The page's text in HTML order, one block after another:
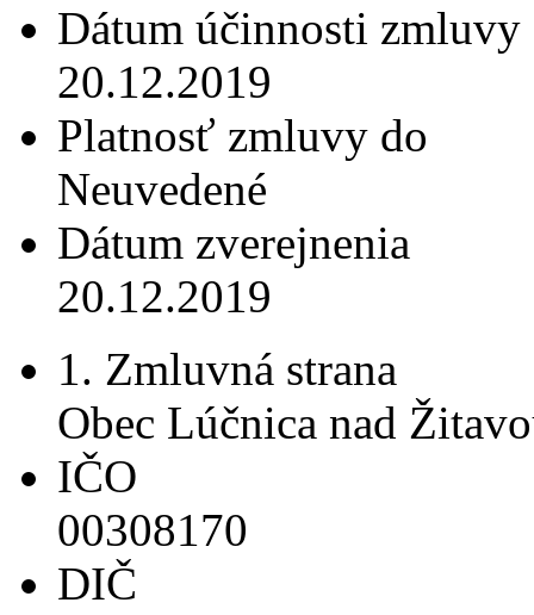
Dátum účinnosti zmluvy
20.12.2019
Platnosť zmluvy do
Neuvedené
Dátum zverejnenia
20.12.2019
1. Zmluvná strana
Obec Lúčnica nad
IČO
00308170
DIČ